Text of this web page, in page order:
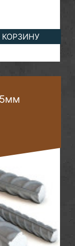
КОРЗИНУ